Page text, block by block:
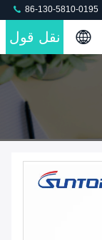
86-130-5810-0195
نقل قول